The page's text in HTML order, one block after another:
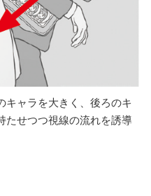
キャラを大きく、後ろのキ
たせつつ視線の流れを誘導